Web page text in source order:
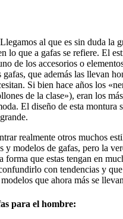
Llegamos al que es sin duda la
lo que a gafas se refiere. El
de los accesorios o
gafas, que además las llevan
Si bien hace años los
de la clase»), eran los
El diseño de esta montura
realmente otros muchos
y modelos de gafas, pero la
forma que estas tengan en
con tendencias y
que ahora más se
para el hombre: